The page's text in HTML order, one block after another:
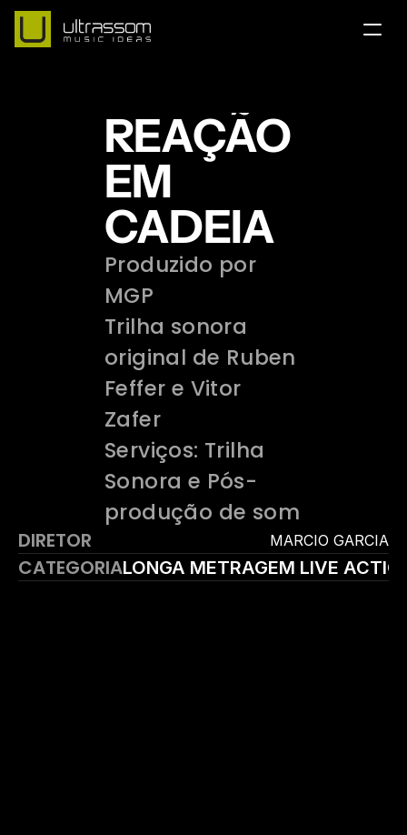
Acesse nosso Instagram
REAÇÃO
EM
CADEIA
Produzido por
MGP
Trilha sonora
original de Ruben
Feffer e Vitor
Zafer
Serviços: Trilha
Sonora e Pós-
produção de som
DIRETOR MARCIO GARCIA
CATEGORIALONGA METRAGEM LIVE